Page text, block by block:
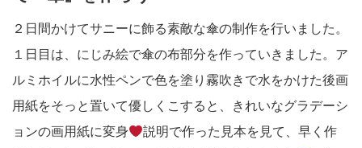
２日間かけてサニーに飾る素敵な傘の制作を行いました。
１日目は、にじみ絵で傘の布部分を作っていきました。ア
ルミホイルに水性ペンで色を塗り霧吹きで水をかけた後画
用紙をそっと置いて優しくこすると、きれいなグラデーシ
ョンの画用紙に変身
説明で作った見本を見て、早く作